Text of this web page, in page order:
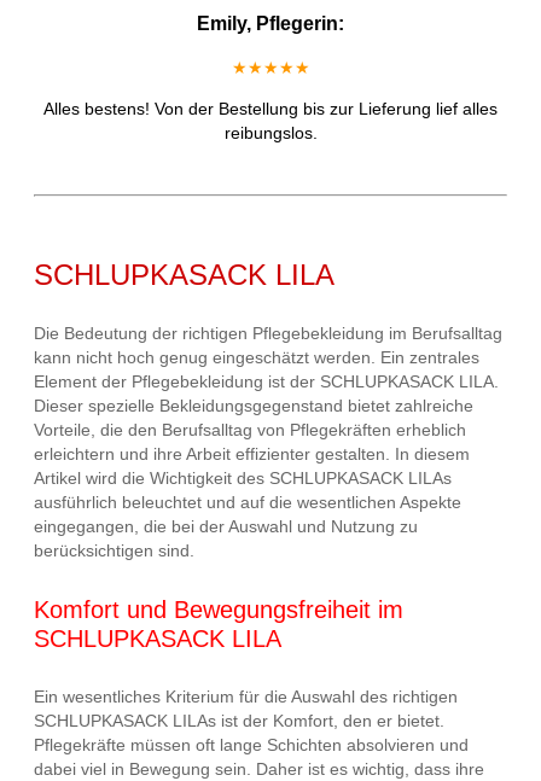
Emily, Pflegerin:
★★★★★
Alles bestens! Von der Bestellung bis zur Lieferung lief alles
reibungslos.
SCHLUPKASACK LILA
Die Bedeutung der richtigen Pflegebekleidung im Berufsalltag
kann nicht hoch genug eingeschätzt werden. Ein zentrales
Element der Pflegebekleidung ist der SCHLUPKASACK LILA.
Dieser spezielle Bekleidungsgegenstand bietet zahlreiche
Vorteile, die den Berufsalltag von Pflegekräften erheblich
erleichtern und ihre Arbeit effizienter gestalten. In diesem
Artikel wird die Wichtigkeit des SCHLUPKASACK LILAs
ausführlich beleuchtet und auf die wesentlichen Aspekte
eingegangen, die bei der Auswahl und Nutzung zu
berücksichtigen sind.
Komfort und Bewegungsfreiheit im
SCHLUPKASACK LILA
Ein wesentliches Kriterium für die Auswahl des richtigen
SCHLUPKASACK LILAs ist der Komfort, den er bietet.
Pflegekräfte müssen oft lange Schichten absolvieren und
dabei viel in Bewegung sein. Daher ist es wichtig, dass ihre